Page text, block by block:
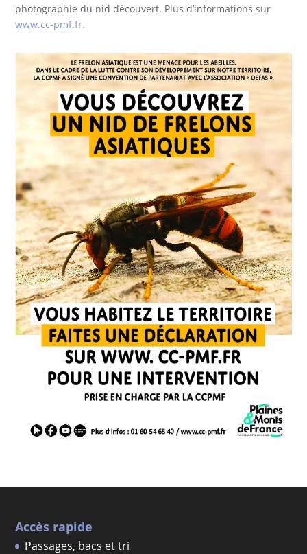
photographie du nid découvert. Plus d’informations sur
www.cc-pmf.fr.
Accès rapide
Passages, bacs et tri